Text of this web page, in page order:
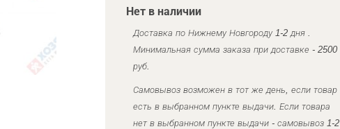
Нет в наличии
Доставка по Нижнему Новгороду 1-2 дня .
Минимальная сумма заказа при доставке - 2500
руб.
Самовывоз возможен в тот же день, если товар
есть в выбранном пункте выдачи. Если товара
нет в выбранном пункте выдачи - самовывоз 1-2